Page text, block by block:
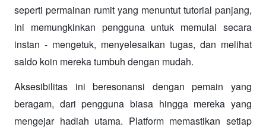
seperti permainan rumit yang menuntut tutorial panjang,
ini memungkinkan pengguna untuk memulai secara
instan - mengetuk, menyelesaikan tugas, dan melihat
saldo koin mereka tumbuh dengan mudah.
Aksesibilitas ini beresonansi dengan pemain yang
beragam, dari pengguna biasa hingga mereka yang
mengejar hadiah utama. Platform memastikan setiap